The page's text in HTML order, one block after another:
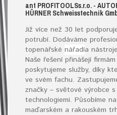
ant PROFITOOLSs.r.o. -
HÜRNER Schweisstechnik G
Již více než 30 let
potrubí. Dodáváme
topenářské nářadía
Naše řešení přinášejí
poskytujeme služby, díky
ve svém fachu.
značky – světové výrobce
technologiemi. Působíme
maďarském a rakouském